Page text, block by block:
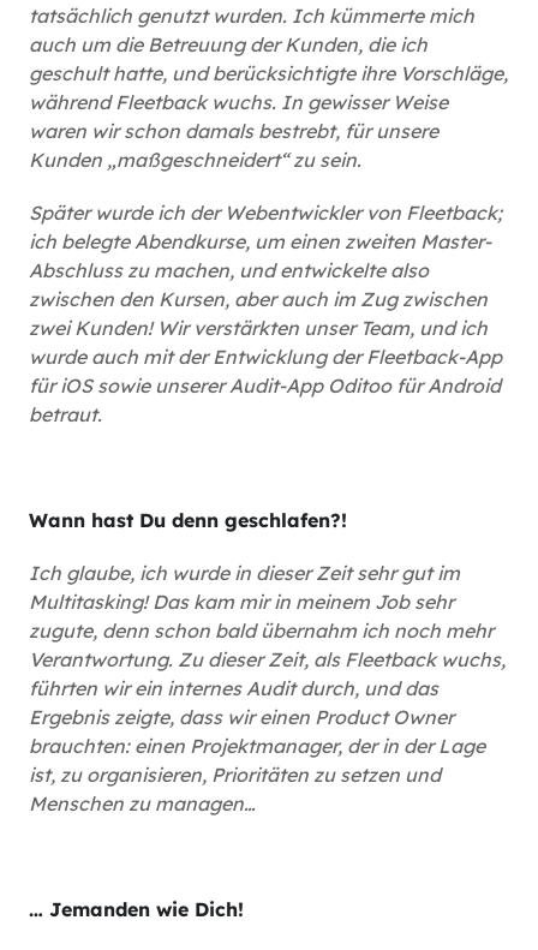
tatsächlich genutzt wurden. Ich kümmerte mich
auch um die Betreuung der Kunden, die ich
geschult hatte, und berücksichtigte ihre Vorschläge,
während Fleetback wuchs. In gewisser Weise
waren wir schon damals bestrebt, für unsere
Kunden „maßgeschneidert“ zu sein.
Später wurde ich der Webentwickler von Fleetback;
ich belegte Abendkurse, um einen zweiten Master-
Abschluss zu machen, und entwickelte also
zwischen den Kursen, aber auch im Zug zwischen
zwei Kunden! Wir verstärkten unser Team, und ich
wurde auch mit der Entwicklung der Fleetback-App
für iOS sowie unserer Audit-App Oditoo für Android
betraut.
Wann hast Du denn geschlafen?!
Ich glaube, ich wurde in dieser Zeit sehr gut im
Multitasking! Das kam mir in meinem Job sehr
zugute, denn schon bald übernahm ich noch mehr
Verantwortung. Zu dieser Zeit, als Fleetback wuchs,
führten wir ein internes Audit durch, und das
Ergebnis zeigte, dass wir einen Product Owner
brauchten: einen Projektmanager, der in der Lage
ist, zu organisieren, Prioritäten zu setzen und
Menschen zu managen…
… Jemanden wie Dich!